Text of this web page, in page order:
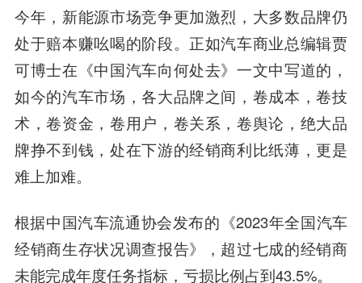
今年，新能源市场竞争更加激烈，大多数品牌仍
处于赔本赚吆喝的阶段。正如汽车商业总编辑贾
可博士在《中国汽车向何处去》一文中写道的，
如今的汽车市场，各大品牌之间，卷成本，卷技
术，卷资金，卷用户，卷关系，卷舆论，绝大品
牌挣不到钱，处在下游的经销商利比纸薄，更是
难上加难。
根据中国汽车流通协会发布的《2023年全国汽车
经销商生存状况调查报告》，超过七成的经销商
未能完成年度任务指标，亏损比例占到43.5%。